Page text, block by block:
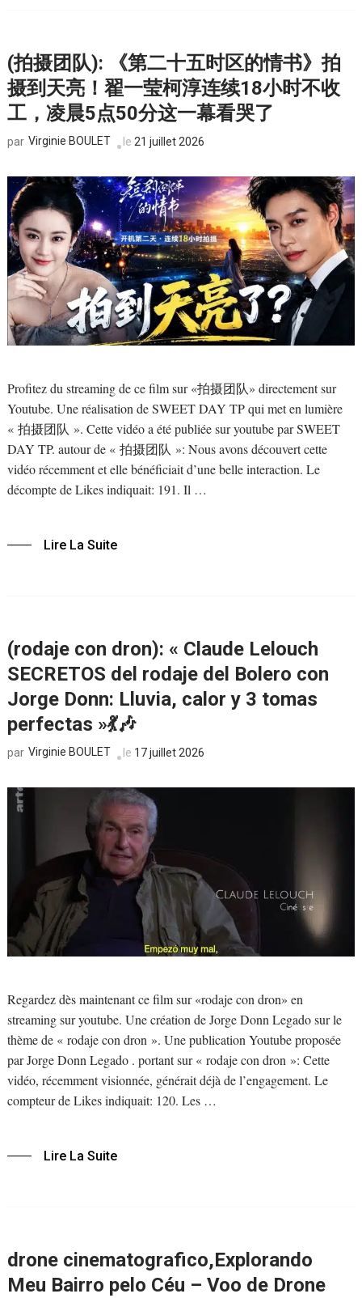
(拍摄团队): 《第二十五时区的情书》拍
摄到天亮！翟一莹柯淳连续18小时不收
工，凌晨5点50分这一幕看哭了
par Virginie BOULET le 21 juillet 2026
Profitez du streaming de ce film sur «拍摄团队» directement sur
Youtube. Une réalisation de SWEET DAY TP qui met en lumière
« 拍摄团队 ». Cette vidéo a été publiée sur youtube par SWEET
DAY TP. autour de « 拍摄团队 »: Nous avons découvert cette
vidéo récemment et elle bénéficiait d’une belle interaction. Le
décompte de Likes indiquait: 191. Il …
Lire La Suite
(rodaje con dron): « Claude Lelouch
SECRETOS del rodaje del Bolero con
Jorge Donn: Lluvia, calor y 3 tomas
perfectas »💃🎶
par Virginie BOULET le 17 juillet 2026
Regardez dès maintenant ce film sur «rodaje con dron» en
streaming sur youtube. Une création de Jorge Donn Legado sur le
thème de « rodaje con dron ». Une publication Youtube proposée
par Jorge Donn Legado . portant sur « rodaje con dron »: Cette
vidéo, récemment visionnée, générait déjà de l’engagement. Le
compteur de Likes indiquait: 120. Les …
Lire La Suite
drone cinematografico,Explorando
Meu Bairro pelo Céu – Voo de Drone